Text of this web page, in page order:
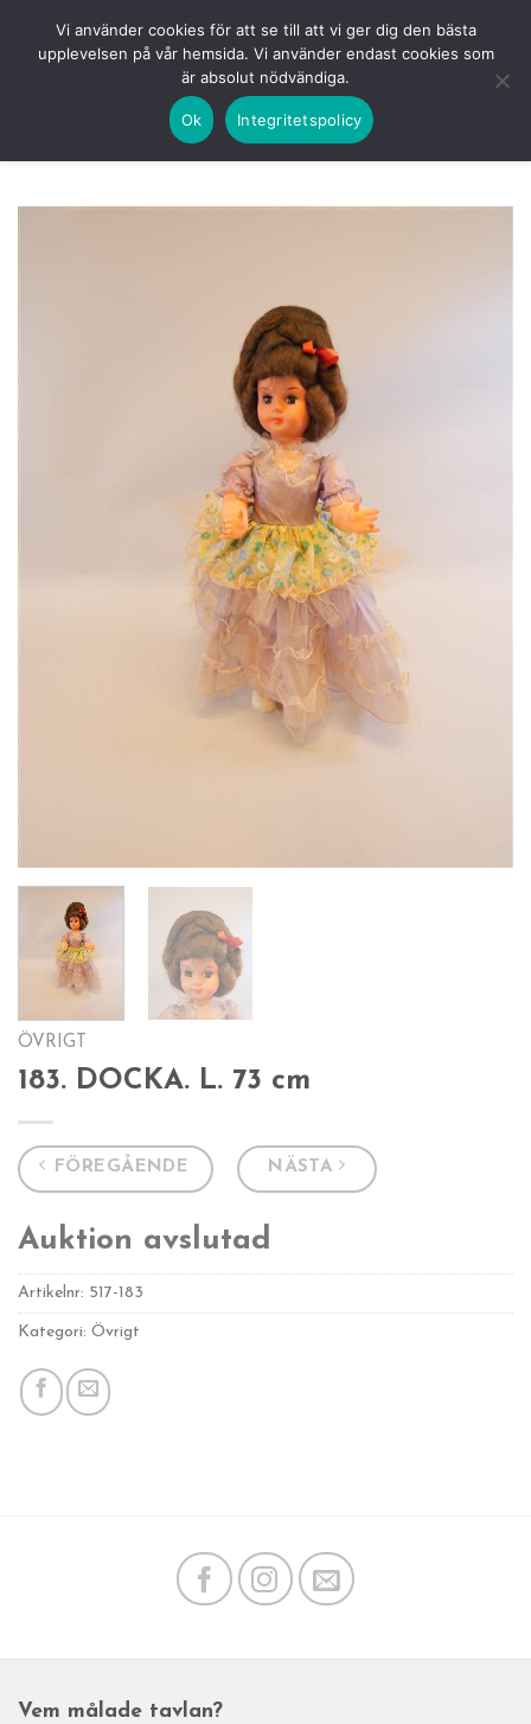
KOMMANDE LOGGA IN
ÖVRIGT
183. DOCKA. L. 73 cm
FÖREGÅENDE NÄSTA
Auktion avslutad
Artikelnr: 517-183
Kategori: Övrigt
Vem målade tavlan?
Vi använder cookies för att se till att vi ger dig den bästa
upplevelsen på vår hemsida. Vi använder endast cookies som
är absolut nödvändiga.
Ok Integritetspolicy